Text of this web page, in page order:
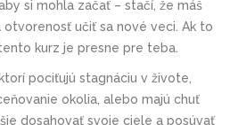
si mohla začať – stačí, že máš
učiť sa nové veci. Ak to
kurz je presne pre teba.
pociťujú stagnáciu v živote,
okolia, alebo majú chuť
dosahovať svoje ciele a posúvať